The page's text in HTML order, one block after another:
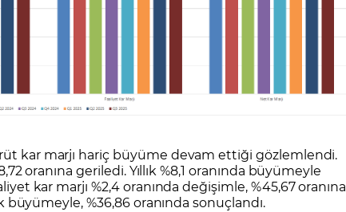
kar marjı hariç büyüme devam ettiği gözlemlendi.
oranına geriledi. Yıllık %8,1 oranında büyümeyle
kar marjı %2,4 oranında değişimle, %45,67 oranına
büyümeyle, %36,86 oranında sonuçlandı.